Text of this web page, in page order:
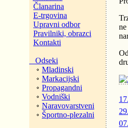
Članarina
E-trgovina
Upravni odbor
Pravilniki, obrazci
Kontakti
Odseki
Mladinski
Markacijski
Propagandni
Vodniški
Naravovarstveni
Športno-plezalni